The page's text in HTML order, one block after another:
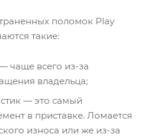
поломок Play
такие:
чаще всего из-за
владельца;
— это самый
в приставке. Ломается
износа или же из-за